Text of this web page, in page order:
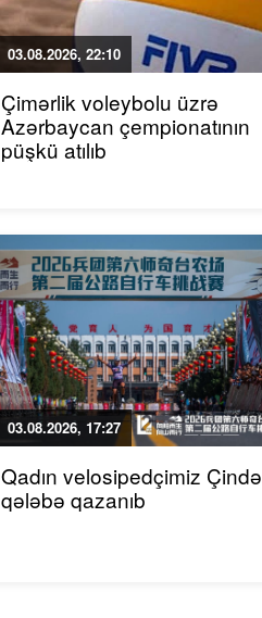
03.08.2026, 22:10
Çimərlik voleybolu üzrə
Azərbaycan çempionatının
püşkü atılıb
03.08.2026, 17:27
Qadın velosipedçimiz Çində
qələbə qazanıb